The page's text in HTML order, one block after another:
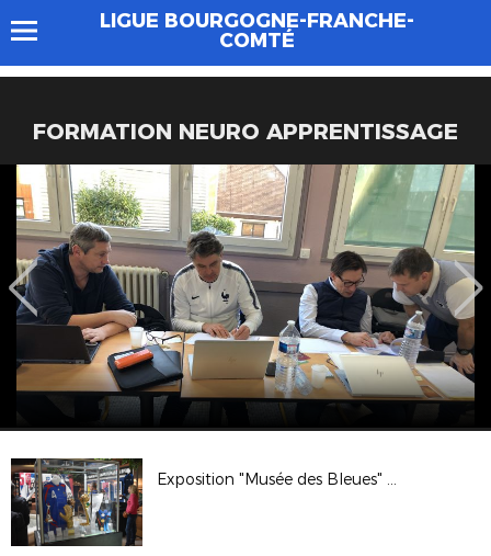
LIGUE BOURGOGNE-FRANCHE-
COMTÉ
FORMATION NEURO APPRENTISSAGE
Exposition "Musée des Bleues" - 2 et 3 Avril 2019 à Auxerre